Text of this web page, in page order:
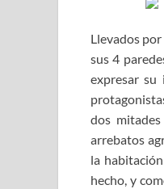
Llevados
sus 4
expresar su
dos
arrebatos
la
hecho, y